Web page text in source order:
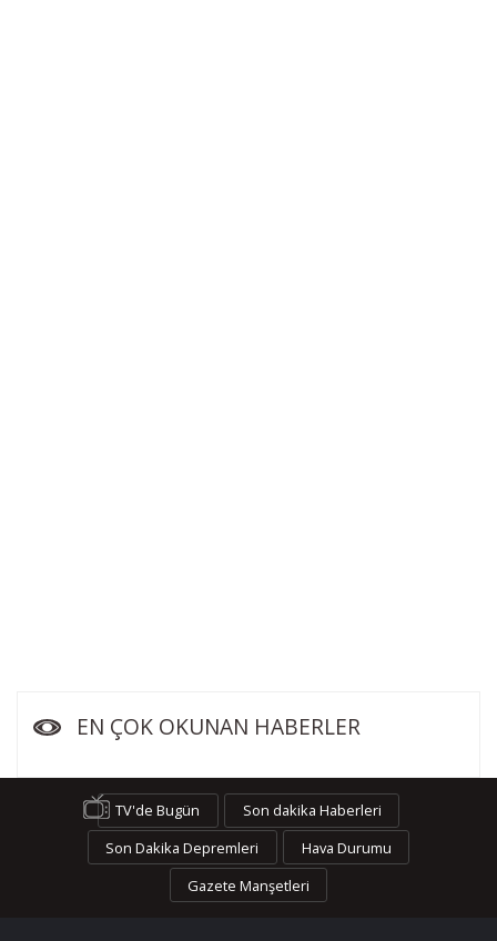
EN ÇOK OKUNAN HABERLER
TV'de Bugün
Son dakika Haberleri
Son Dakika Depremleri
Hava Durumu
Gazete Manşetleri